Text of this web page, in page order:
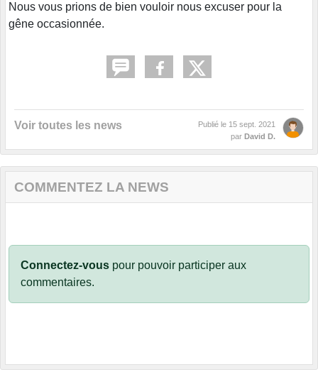
Nous vous prions de bien vouloir nous excuser pour la
gêne occasionnée.
Voir toutes les news Publié le 15 sept. 2021
par David D.
COMMENTEZ LA NEWS
Connectez-vous pour pouvoir participer aux
commentaires.